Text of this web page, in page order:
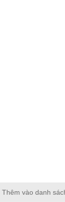
Thêm vào danh